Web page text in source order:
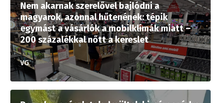
Nem akarnak szerelővel bajlódni a
magyarok, azonnal hűtenének: tépik
egymást a vásárlók a mobilklímák miatt –
200 százalékkal nőtt a kereslet
VG